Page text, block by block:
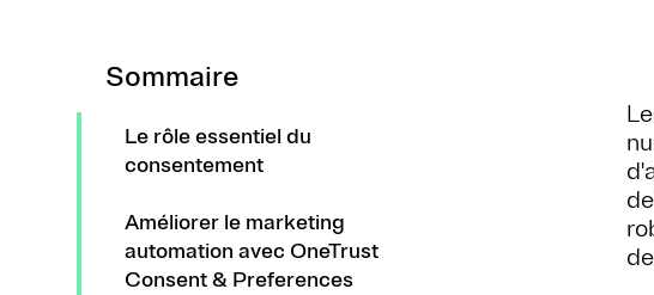
Sommaire
Le rôle essentiel du
consentement
Améliorer le marketing
automation avec OneTrust
Consent & Preferences